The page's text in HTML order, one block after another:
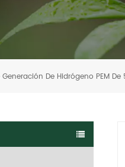
Generación De Hidrógeno PEM De